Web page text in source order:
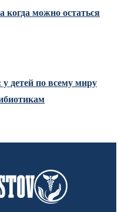
когда можно остаться
у детей по всему миру